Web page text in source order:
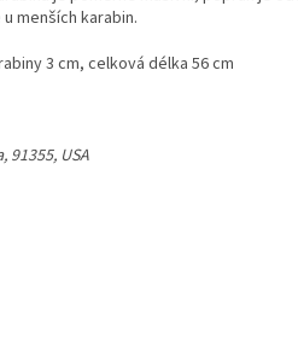
menších karabin.
3 cm, celková délka 56 cm
USA